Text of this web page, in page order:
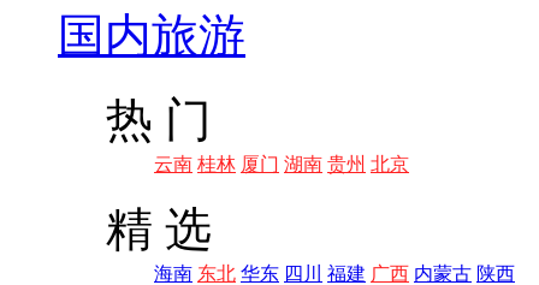
国内旅游
热 门
云南 桂林 厦门 湖南 贵州 北京
精 选
海南 东北 华东 四川 福建 广西 内蒙古 陕西